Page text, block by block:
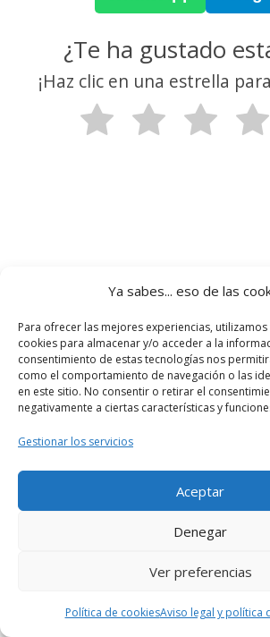
Ya sabes... eso de las
Para ofrecer las mejores experiencias,
cookies para almacenar y/o acceder a la
consentimiento de estas tecnologías nos
como el comportamiento de navegación o las
en este sitio. No consentir o retirar el
negativamente a ciertas características y
Gestionar los servicios
Aceptar
Denegar
Ver preferencias
Política de cookiesAviso legal y política
¿Te ha gustado
¡Haz clic en una estrella